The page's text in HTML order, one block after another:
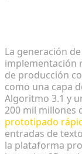
La generación
implementación
de producción
como una capa
Algoritmo 3.1 y
200 mil millones
prototipado
entradas de
la plataforma